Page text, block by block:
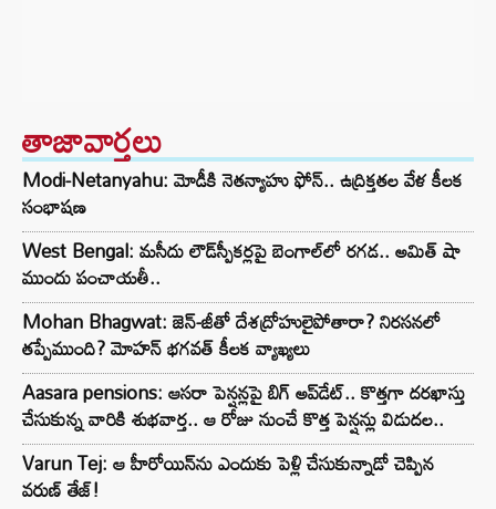
తాజావార్తలు
Modi-Netanyahu: మోడీకి నెతన్యాహు ఫోన్.. ఉద్రిక్తతల వేళ కీలక
సంభాషణ
West Bengal: మసీదు లౌడ్‌స్పీకర్లపై బెంగాల్‌లో రగడ.. అమిత్ షా
ముందు పంచాయతీ..
Mohan Bhagwat: జెన్-జీతో దేశద్రోహులైపోతారా? నిరసనలో
తప్పేముంది? మోహన్ భగవత్ కీలక వ్యాఖ్యలు
Aasara pensions: ఆసరా పెన్షన్లపై బిగ్ అప్‌డేట్.. కొత్తగా దరఖాస్తు
చేసుకున్న వారికి శుభవార్త.. ఆ రోజు నుంచే కొత్త పెన్షన్లు విడుదల..
Varun Tej: ఆ హీరోయిన్‌ను ఎందుకు పెళ్లి చేసుకున్నాడో చెప్పిన
వరుణ్ తేజ్!